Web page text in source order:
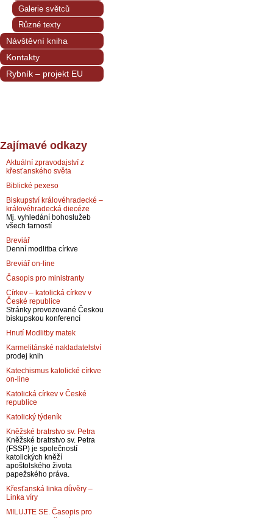
Galerie světců
Různé texty
Návštěvní kniha
Kontakty
Rybník – projekt EU
Zajímavé odkazy
Aktuální zpravodajství z
křesťanského světa
Biblické pexeso
Biskupství královéhradecké –
královéhradecká diecéze
Mj. vyhledání bohoslužeb
všech farností
Breviář
Denní modlitba církve
Breviář on-line
Časopis pro ministranty
Církev – katolická církev v
České republice
Stránky provozované Českou
biskupskou konferencí
Hnutí Modlitby matek
Karmelitánské nakladatelství
prodej knih
Katechismus katolické církve
on-line
Katolická církev v České
republice
Katolický týdeník
Kněžské bratrstvo sv. Petra
Kněžské bratrstvo sv. Petra
(FSSP) je společností
katolických kněží
apoštolského života
papežského práva.
Křesťanská linka důvěry –
Linka víry
MILUJTE SE. Časopis pro